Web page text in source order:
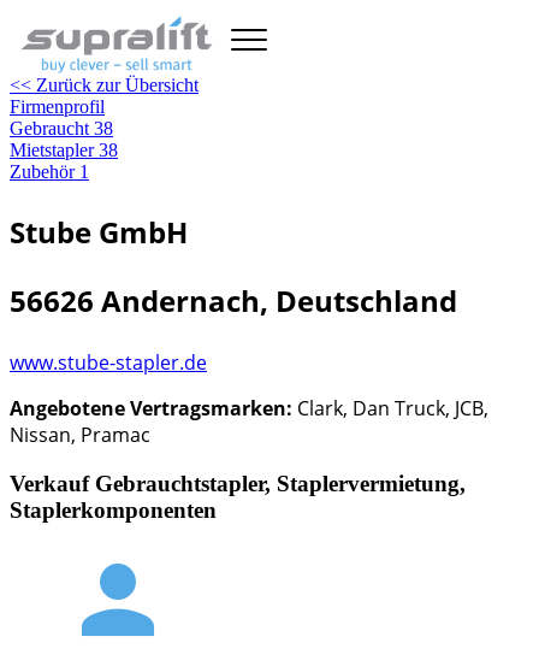
<< Zurück zur Übersicht
Firmenprofil
Gebraucht 38
Mietstapler38
Zubehör1
Stube GmbH
56626 Andernach, Deutschland
www.stube-stapler.de
Angebotene Vertragsmarken: Clark, Dan Truck, JCB,
Nissan, Pramac
Verkauf Gebrauchtstapler, Staplervermietung,
Staplerkomponenten
person